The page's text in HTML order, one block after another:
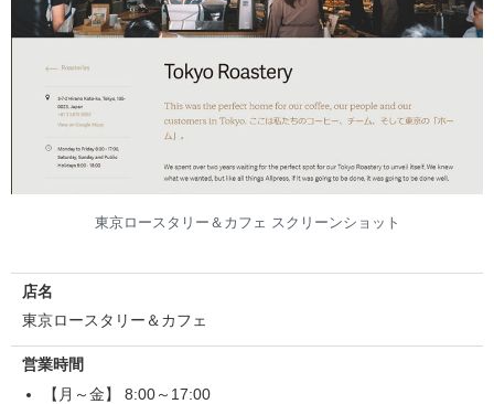
東京ロースタリー＆カフェ スクリーンショット
店名
東京ロースタリー＆カフェ
営業時間
【月～金】 8:00～17:00